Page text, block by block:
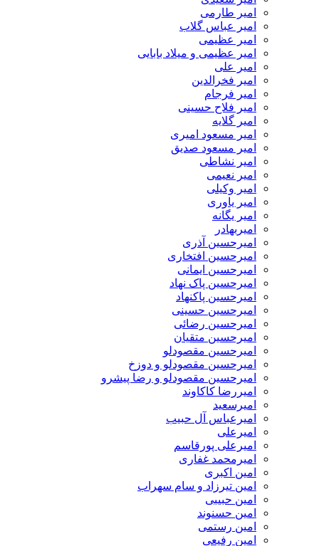
امیر طارمی
امیر عباس گلاب
امیر عظیمی
امیر عظیمی و میلاد بابایی
امیر علی
امیر فخرالدین
امیر فرجام
امیر فلاح حسینی
امیر گلایه
امیر مسعود امیری
امیر مسعود صدیق
امیر نشاطی
امیر نعیمی
امیر وکیلی
امیر یاوری
امیر یگانه
امیربهادر
امیرحسین آذری
امیرحسین افتخاری
امیرحسین ایمانی
امیرحسین پاک نهاد
امیرحسین پاکنهاد
امیرحسین حسینی
امیرحسین رضائی
امیرحسین متقیان
امیرحسین مقصودلو
امیرحسین مقصودلو و دوزخ
امیرحسین مقصودلو و رضا پیشرو
امیررضا کاکاوند
امیرسعید
امیرعباس آل حبیب
امیرعلی
امیرعلی پورقاسم
امیرمحمد غفاری
امین اکبری
امین تیرزاد و سام سهراب
امین حبیبی
امین حسنوند
امین رستمی
امین رفیعی